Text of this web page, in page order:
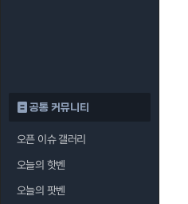
공통 커뮤니티
오픈 이슈 갤러리
오늘의 핫벤
오늘의 팟벤